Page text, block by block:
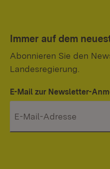
Immer auf dem
Abonnieren Sie den
Landesregierung.
E-Mail zur Newsletter-